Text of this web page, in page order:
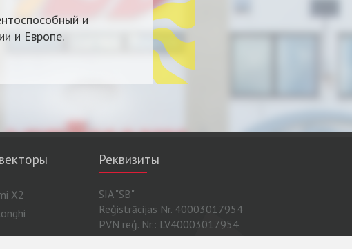
и
и Европе.
X2
Реквизиты
SIA "SB"
Reģistrācijas Nr. 40003017954
PVN reģ. Nr.: LV40003017954